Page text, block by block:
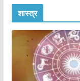
शास्त्र